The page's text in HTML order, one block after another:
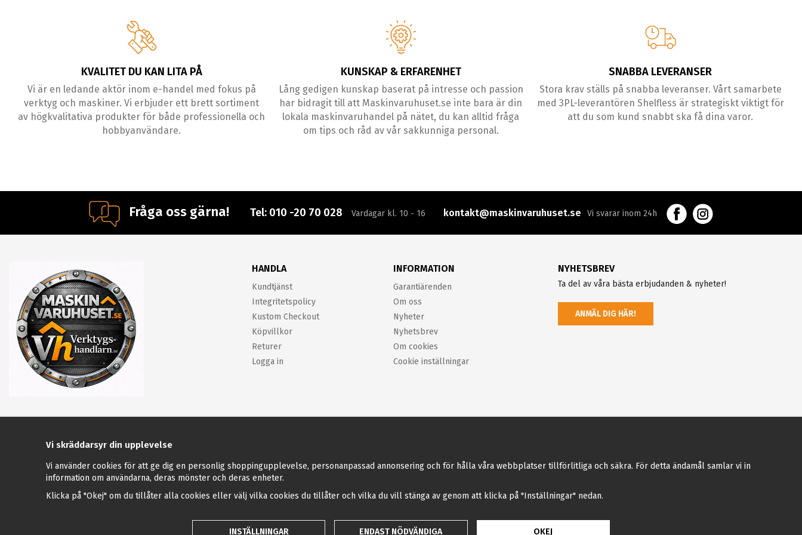
KVALITET DU KAN LITA PÅ
Vi är en ledande aktör inom e-handel med fokus på
verktyg och maskiner. Vi erbjuder ett brett sortiment
av högkvalitativa produkter för både professionella och
hobbyanvändare.
KUNSKAP & ERFARENHET
Lång gedigen kunskap baserat på intresse och passion
har bidragit till att Maskinvaruhuset.se inte bara är din
lokala maskinvaruhandel på nätet, du kan alltid fråga
om tips och råd av vår sakkunniga personal.
SNABBA LEVERANSER
Stora krav ställs på snabba leveranser. Vårt samarbete
med 3PL-leverantören Shelfless är strategiskt viktigt för
att du som kund snabbt ska få dina varor.
Fråga oss gärna! Tel: 010 -20 70 028 Vardagar kl. 10 - 16 kontakt@maskinvaruhuset.se Vi svarar inom 24h
HANDLA
Kundtjänst
Integritetspolicy
Kustom Checkout
Köpvillkor
Returer
Logga in
INFORMATION
Garantiärenden
Om oss
Nyheter
Nyhetsbrev
Om cookies
Cookie inställningar
NYHETSBREV
Ta del av våra bästa erbjudanden & nyheter!
ANMÄL DIG HÄR!
Vi skräddarsyr din upplevelse
Vi använder cookies för att ge dig en personlig shoppingupplevelse, personanpassad annonsering och för hålla våra webbplatser tillförlitliga och säkra. För detta ändamål samlar vi in
information om användarna, deras mönster och deras enheter.
Klicka på "Okej" om du tillåter alla cookies eller välj vilka cookies du tillåter och vilka du vill stänga av genom att klicka på "Inställningar" nedan.
INSTÄLLNINGAR ENDAST NÖDVÄNDIGA OKEJ